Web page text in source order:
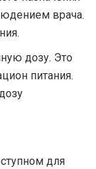
врача.
дозу. Это
питания.
для